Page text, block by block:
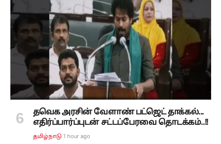
தவெக அரசின் வேளாண் பட்ஜெட் தாக்கல்...
எதிர்ப்பார்ப்புடன் சட்டப்பேரவை தொடக்கம்..!!
தமிழ்நாடு 1 hour ago